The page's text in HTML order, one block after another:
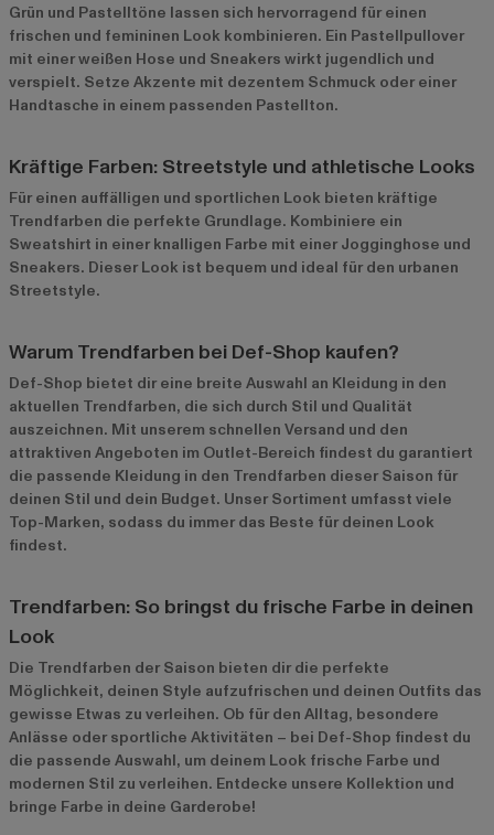
Grün und Pastelltöne lassen sich hervorragend für einen
frischen und femininen Look kombinieren. Ein Pastellpullover
mit einer weißen Hose und Sneakers wirkt jugendlich und
verspielt. Setze Akzente mit dezentem Schmuck oder einer
Handtasche in einem passenden Pastellton.
Kräftige Farben: Streetstyle und athletische Looks
Für einen auffälligen und sportlichen Look bieten kräftige
Trendfarben die perfekte Grundlage. Kombiniere ein
Sweatshirt in einer knalligen Farbe mit einer Jogginghose und
Sneakers. Dieser Look ist bequem und ideal für den urbanen
Streetstyle.
Warum Trendfarben bei Def-Shop kaufen?
Def-Shop bietet dir eine breite Auswahl an Kleidung in den
aktuellen Trendfarben, die sich durch Stil und Qualität
auszeichnen. Mit unserem schnellen Versand und den
attraktiven Angeboten im Outlet-Bereich findest du garantiert
die passende Kleidung in den Trendfarben dieser Saison für
deinen Stil und dein Budget. Unser Sortiment umfasst viele
Top-Marken, sodass du immer das Beste für deinen Look
findest.
Trendfarben: So bringst du frische Farbe in deinen
Look
Die Trendfarben der Saison bieten dir die perfekte
Möglichkeit, deinen Style aufzufrischen und deinen Outfits das
gewisse Etwas zu verleihen. Ob für den Alltag, besondere
Anlässe oder sportliche Aktivitäten – bei Def-Shop findest du
die passende Auswahl, um deinem Look frische Farbe und
modernen Stil zu verleihen. Entdecke unsere Kollektion und
bringe Farbe in deine Garderobe!